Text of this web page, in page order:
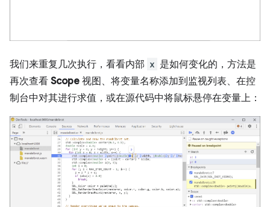
我们来重复几次执行，看看内部 x 是如何变化的，方法是
再次查看 Scope 视图、将变量名称添加到监视列表、在控
制台中对其进行求值，或在源代码中将鼠标悬停在变量上：